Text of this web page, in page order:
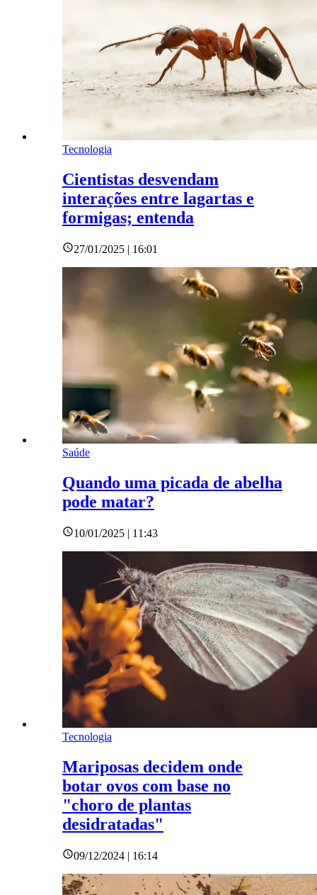
Tecnologia
Cientistas desvendam
interações entre lagartas e
formigas; entenda
27/01/2025 | 16:01
Saúde
Quando uma picada de abelha
pode matar?
10/01/2025 | 11:43
Tecnologia
Mariposas decidem onde
botar ovos com base no
"choro de plantas
desidratadas"
09/12/2024 | 16:14